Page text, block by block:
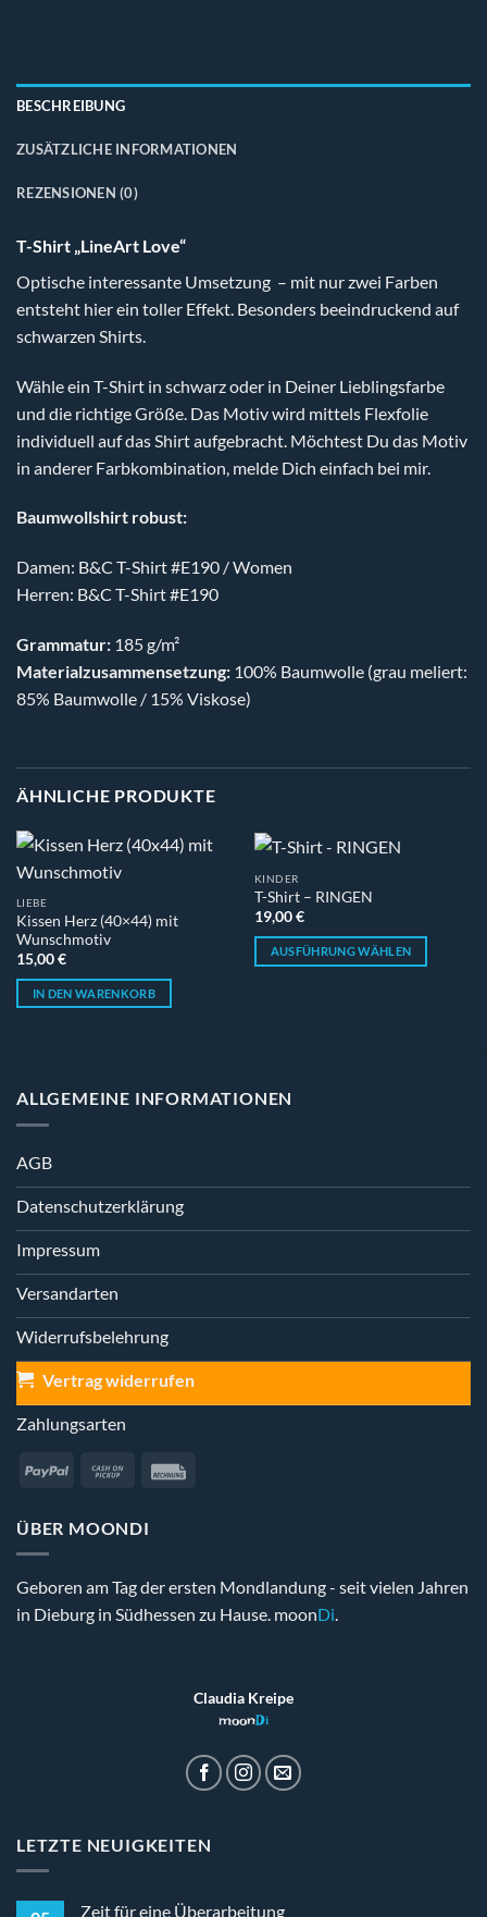
BESCHREIBUNG
ZUSÄTZLICHE INFORMATIONEN
REZENSIONEN (0)
T-Shirt „LineArt Love“
Optische interessante Umsetzung – mit nur zwei Farben
entsteht hier ein toller Effekt. Besonders beeindruckend auf
schwarzen Shirts.
Wähle ein T-Shirt in schwarz oder in Deiner Lieblingsfarbe
und die richtige Größe. Das Motiv wird mittels Flexfolie
individuell auf das Shirt aufgebracht. Möchtest Du das Motiv
in anderer Farbkombination, melde Dich einfach bei mir.
Baumwollshirt robust:
Damen: B&C T-Shirt #E190 / Women
Herren: B&C T-Shirt #E190
Grammatur: 185 g/m²
Materialzusammensetzung: 100% Baumwolle (grau meliert:
85% Baumwolle / 15% Viskose)
ÄHNLICHE PRODUKTE
LIEBE
Kissen Herz (40×44) mit
Wunschmotiv
15,00€
IN DEN WARENKORB
KINDER
T-Shirt – RINGEN
19,00€
AUSFÜHRUNG WÄHLEN
auf.
Produktseite
werden
ALLGEMEINE INFORMATIONEN
AGB
Datenschutzerklärung
Impressum
Versandarten
Widerrufsbelehrung
Vertrag widerrufen
Zahlungsarten
PayPal
Cash
Pickup
ÜBER MOONDI
Geboren am Tag der ersten Mondlandung - seit vielen Jahren
in Dieburg in Südhessen zu Hause. moonDi.
Claudia Kreipe
moonDi
LETZTE NEUIGKEITEN
Zeit für eine Überarbeitung